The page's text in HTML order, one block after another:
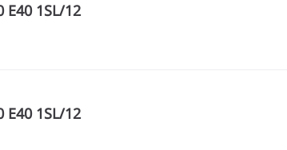
E40 1SL/12
E40 1SL/12